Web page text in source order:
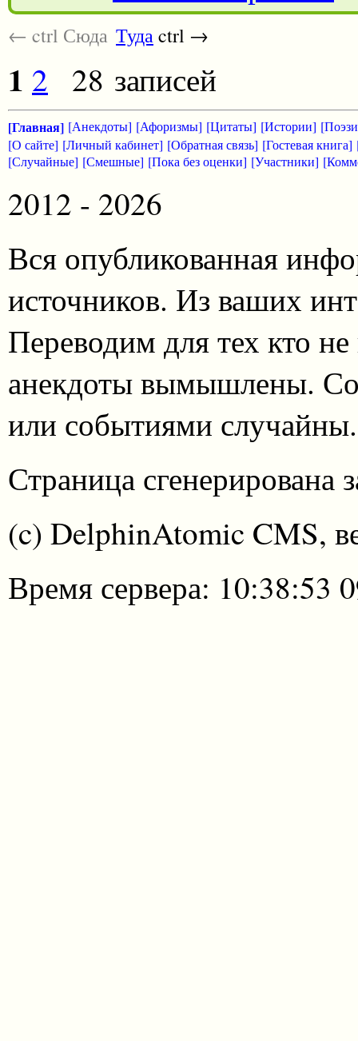
← ctrl Сюда Тудаctrl →
1 2 28 записей
[Главная] [Анекдоты] [Афоризмы] [Цитаты] [Истории]
[О сайте] [Личный кабинет] [Обратная связь] [Гостевая книга]
[Случайные] [Смешные] [Пока без оценки] [Участники]
2012 - 2026
Вся опубликованная
источников. Из ваших
Переводим для тех кто
анекдоты вымышлены.
или событиями случайны.
Страница сгенерирована
(c) DelphinAtomic CMS,
Время сервера: 10:38:53